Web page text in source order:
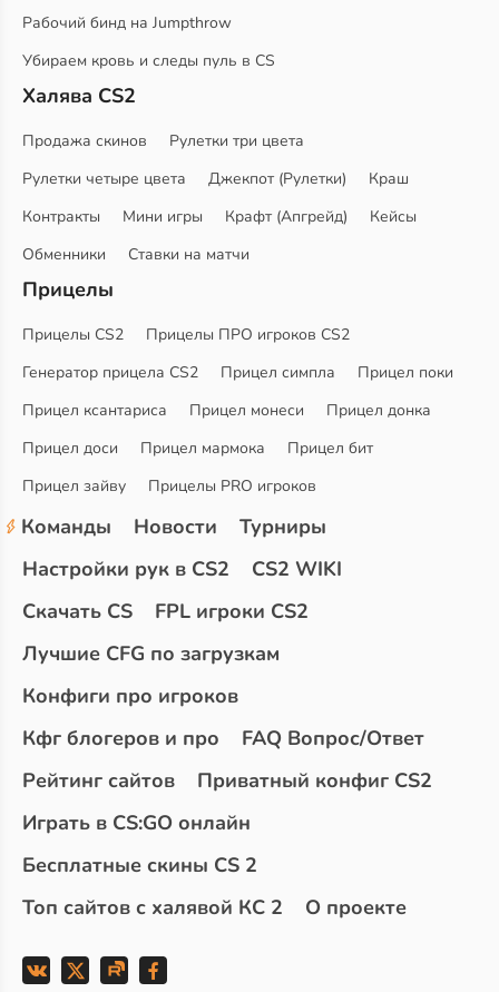
Рабочий бинд на Jumpthrow
Убираем кровь и следы пуль в CS
Халява CS2
Продажа скинов
Рулетки три цвета
Рулетки четыре цвета
Джекпот (Рулетки)
Краш
Контракты
Мини игры Крафт (Апгрейд)
Кейсы
Обменники
Ставки на матчи
Прицелы
Прицелы CS2
Прицелы ПРО игроков CS2
Генератор прицела CS2
Прицел симпла
Прицел поки
Прицел ксантариса
Прицел монеси
Прицел донка
Прицел доси
Прицел мармока
Прицел бит
Прицел зайву
Прицелы PRO игроков
Команды Новости
Турниры
Настройки рук в CS2
CS2 WIKI
Скачать CS
FPL игроки CS2
Лучшие CFG по загрузкам
Конфиги про игроков
Кфг блогеров и про
FAQ Вопрос/Ответ
Рейтинг сайтов
Приватный конфиг CS2
Играть в CS:GO онлайн
Бесплатные скины CS 2
Топ сайтов с халявой КС 2
О проекте